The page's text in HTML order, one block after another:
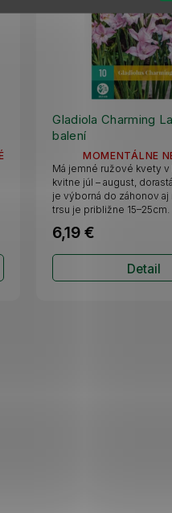
Gladiola Charming
balení
MOMENTÁLNE
6,19 €
Detail
Má jemné ružové kvety v
kvitne júl – august,
je výborná do záhonov aj
trsu je približne 15–25cm.